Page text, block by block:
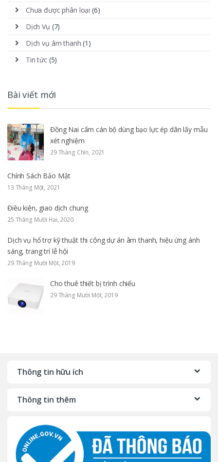
Chưa được phân loại (6)
Dịch Vụ (7)
Dịch vụ âm thanh (1)
Tin tức(5)
Bài viết mới
Đồng Nai cấm cán bộ dùng bạo lực ép dân lấy mẫu
xét nghiệm
29 Tháng Chín, 2021
Chính Sách Bảo Mật
13 Tháng Một, 2021
Điều kiện, giao dịch chung
25 Tháng Mười Hai, 2020
Dịch vụ hổ trợ kỹ thuật thi công dự án âm thanh, hiệu ứng ánh
sáng, trang trí lễ hội
29 Tháng Mười Một, 2019
Cho thuê thiết bị trình chiếu
29 Tháng Mười Một, 2019
Thông tin hữu ích
Thông tin thêm